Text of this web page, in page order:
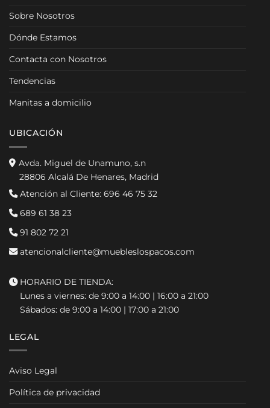
Sobre Nosotros
Dónde Estamos
Contacta con Nosotros
Tendencias
Manitas a domicilio
UBICACIÓN
Avda. Miguel de Unamuno, s.n
28806 Alcalá De Henares, Madrid
Atención al Cliente: 696 46 75 32
689 61 38 23
91 802 72 21
atencionalcliente@muebleslospacos.com
HORARIO DE TIENDA:
Lunes a viernes: de 9:00 a 14:00 | 16:00 a 21:00
Sábados: de 9:00 a 14:00 | 17:00 a 21:00
LEGAL
Aviso Legal
Política de privacidad